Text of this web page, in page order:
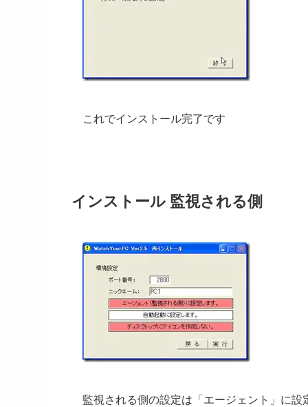
これでインストール完了です
インストール 監視される側
監視される側の設定は「エージェント」に設